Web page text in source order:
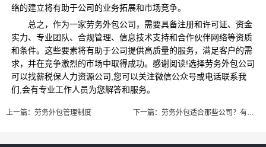
络的建立将有助于公司的业务拓展和市场竞争。
总之，作为一家劳务外包公司，需要具备注册和许可证、资金
实力、专业团队、合规管理、信息技术支持和合作伙伴网络等资质
和条件。这些要素将有助于公司提供高质量的服务，满足客户的需
求，并在竞争激烈的市场中取得成功。感谢阅读!选择劳务外包公司
可以找薪税保人力资源公司,您可以关注微信公众号或电话联系我
们,会有专业工作人员为您解答和服务。
上一篇： 劳务外包管理制度 下一篇： 劳务外包适合那些公司？有哪些优势？